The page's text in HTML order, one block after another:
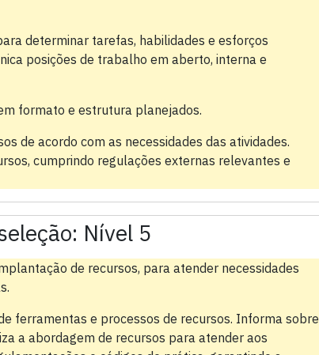
determinar tarefas, habilidades e esforços
posições de trabalho em aberto, interna e
formato e estrutura planejados.
de acordo com as necessidades das atividades.
cumprindo regulações externas relevantes e
Nível 5
de recursos, para atender necessidades
ferramentas e processos de recursos. Informa sobre
a abordagem de recursos para atender aos